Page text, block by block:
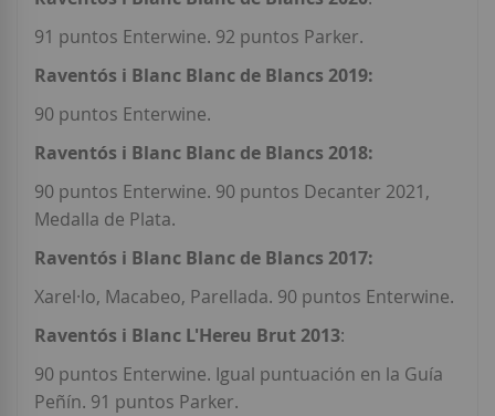
91 puntos Enterwine. 92 puntos Parker.
Raventós i Blanc Blanc de Blancs 2019:
90 puntos Enterwine.
Raventós i Blanc Blanc de Blancs 2018:
90 puntos Enterwine. 90 puntos Decanter 2021,
Medalla de Plata.
Raventós i Blanc Blanc de Blancs 2017:
Xarel·lo, Macabeo, Parellada. 90 puntos Enterwine.
Raventós i Blanc L'Hereu Brut 2013:
90 puntos Enterwine. Igual puntuación en la Guía
Peñín. 91 puntos Parker.